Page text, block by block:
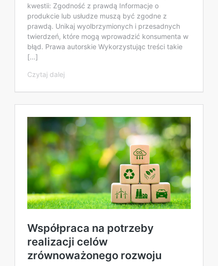
kwestii: Zgodność z prawdą Informacje o
produkcie lub usłudze muszą być zgodne z
prawdą. Unikaj wyolbrzymionych i przesadnych
twierdzeń, które mogą wprowadzić konsumenta w
błąd. Prawa autorskie Wykorzystując treści takie
[…]
Czytaj dalej
Współpraca na potrzeby
realizacji celów
zrównoważonego rozwoju